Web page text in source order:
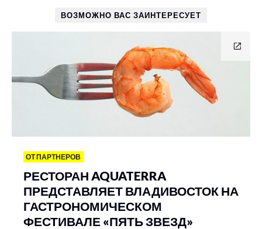
ВОЗМОЖНО ВАС ЗАИНТЕРЕСУЕТ
ОТ ПАРТНЕРОВ
РЕСТОРАН AQUATERRA
ПРЕДСТАВЛЯЕТ ВЛАДИВОСТОК НА
ГАСТРОНОМИЧЕСКОМ
ФЕСТИВАЛЕ «ПЯТЬ ЗВЕЗД»